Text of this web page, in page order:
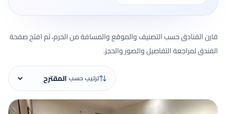
قارن الفنادق حسب التصنيف والموقع والمسافة من الحرم، ثم افتح صفحة
الفندق لمراجعة التفاصيل والصور والحجز.
ترتيب حسب